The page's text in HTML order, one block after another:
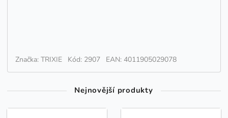
Značka: TRIXIE Kód: 2907 EAN: 4011905029078
Nejnovější produkty